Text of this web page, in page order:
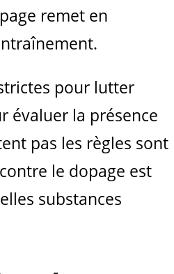
remet en
pour lutter
évaluer la présence
pas les règles sont
le dopage est
substances